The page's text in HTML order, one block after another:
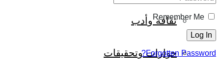
ثقافة وأدب
حوارات وتحقيقات
Remember Me
Forgotten Password?